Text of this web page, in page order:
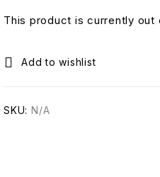
This product is currently out
SKU: N/A